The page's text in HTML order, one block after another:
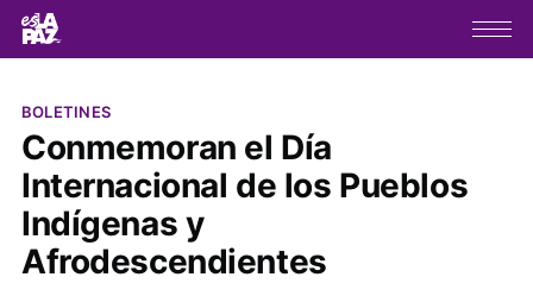
BOLETINES
Conmemoran el Día
Internacional de los Pueblos
Indígenas y
Afrodescendientes